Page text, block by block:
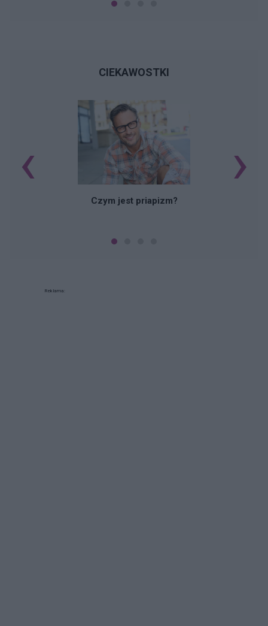
CIEKAWOSTKI
Czym jest priapizm?
‹ ›
Reklama: